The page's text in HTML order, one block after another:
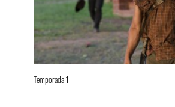
Temporada 1